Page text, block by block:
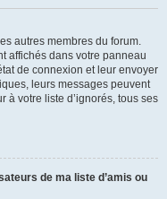
autres membres du forum.
affichés dans votre panneau
de connexion et leur envoyer
leurs messages peuvent
à votre liste d’ignorés, tous ses
de ma liste d’amis ou